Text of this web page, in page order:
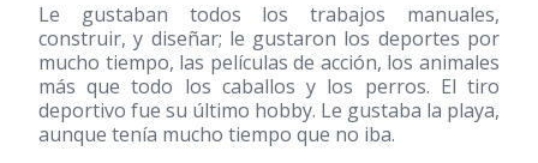
Le gustaban todos los trabajos manuales,
construir, y diseñar; le gustaron los deportes por
mucho tiempo, las películas de acción, los animales
más que todo los caballos y los perros. El tiro
deportivo fue su último hobby. Le gustaba la playa,
aunque tenía mucho tiempo que no iba.